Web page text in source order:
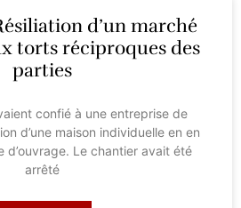
d’un marché
torts réciproques des
parties
confié à une entreprise de
d’une maison individuelle en en
d’ouvrage. Le chantier avait été
arrêté